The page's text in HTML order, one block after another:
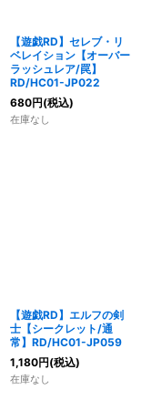
【遊戯RD】セレブ・リ
ベレイション【オーバー
ラッシュレア/罠】
RD/HC01-JP022
680円(税込)
在庫なし
【遊戯RD】エルフの剣
士【シークレット/通
常】RD/HC01-JP059
1,180円(税込)
在庫なし